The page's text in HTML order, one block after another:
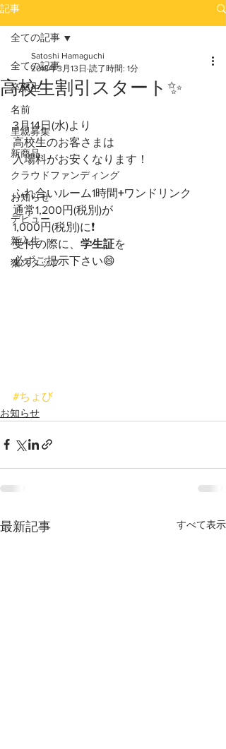
記事
全ての記事
卒業生
名前
里親募集
新商品
クラウドファンディング
お知らせ
デビュー
新入生
猫スタッフ
全ての記事
高校生割引スタート✨
Satoshi Hamaguchi
2018年3月13日 読了時間: 1分
3月14日(水)より
高校生のお客さまは
入場料がお安くなります！
ふれ合いルーム1時間+ワンドリンク
通常1,200円(税別)が
1,000円(税別)に❗
受付の際に、 学生証を
必ずご提示下さい😄
#ちょび
お知らせ
最新記事 すべて表示